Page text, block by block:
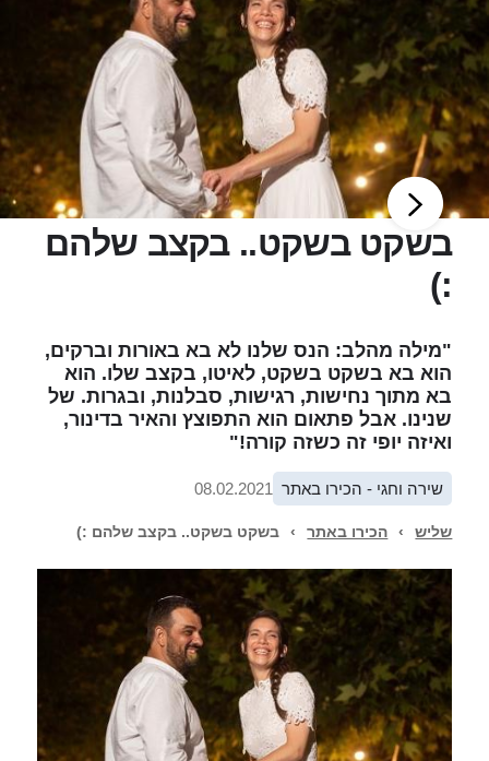
בשקט בשקט.. בקצב שלהם
:)
"מילה מהלב: הנס שלנו לא בא באורות וברקים,
הוא בא בשקט בשקט, לאיטו, בקצב שלו. הוא
בא מתוך נחישות, רגישות, סבלנות, ובגרות. של
שנינו. אבל פתאום הוא התפוצץ והאיר בדינור,
ואיזה יופי זה כשזה קורה!"
שירה וחגי - הכירו באתר 08.02.2021
שליש › הכירו באתר › בשקט בשקט.. בקצב שלהם :)